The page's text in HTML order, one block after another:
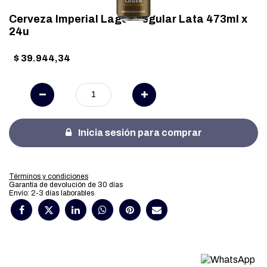
Cerveza Imperial Lager Regular Lata 473ml x
24u
$ 39.944,34
Inicia sesión para comprar
Términos y condiciones
Garantía de devolución de 30 días
Envío: 2-3 días laborables